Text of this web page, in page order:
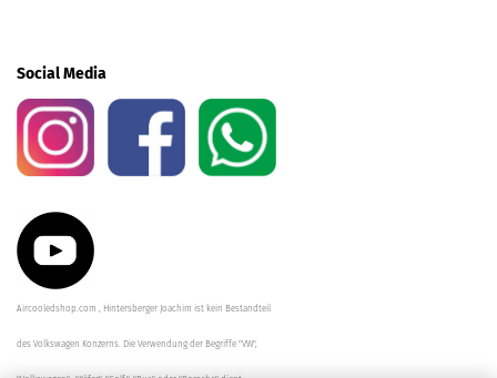
Social Media
Aircooledshop.com , Hintersberger Joachim ist kein Bestandteil
des Volkswagen Konzerns. Die Verwendung der Begriffe "VW",